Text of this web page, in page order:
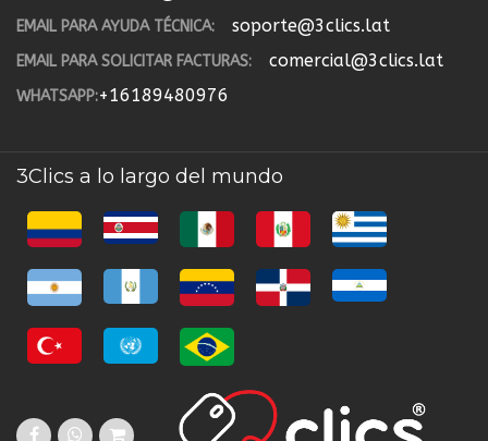
EMAIL PARA AYUDA TÉCNICA: soporte@3clics.lat
EMAIL PARA SOLICITAR FACTURAS: comercial@3clics.lat
WHATSAPP:+16189480976
3Clics a lo largo del mundo